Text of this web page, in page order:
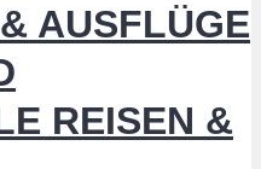
AUSFLÜGE
REISEN &